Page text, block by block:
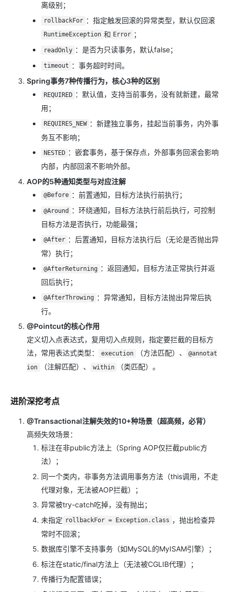
离级别；
rollbackFor ：指定触发回滚的异常类型，默认仅回滚
RuntimeException 和 Error ；
readOnly ：是否为只读事务，默认false；
timeout ：事务超时时间。
Spring事务7种传播行为，核心3种的区别
REQUIRED ：默认值，支持当前事务，没有就新建，最常
用；
REQUIRES_NEW ：新建独立事务，挂起当前事务，内外事
务互不影响；
NESTED ：嵌套事务，基于保存点，外部事务回滚会影响
内部，内部回滚不影响外部。
AOP的5种通知类型与对应注解
@Before ：前置通知，目标方法执行前执行；
@Around
：环绕通知，目标方法执行前后执行，可控制
目标方法是否执行，功能最强；
@After ：后置通知，目标方法执行后（无论是否抛出异
常）执行；
@AfterReturning ：返回通知，目标方法正常执行并返
回后执行；
@AfterThrowing ：异常通知，目标方法抛出异常后执
行。
@Pointcut的核心作用
定义切入点表达式，复用切入点规则，指定要拦截的目标方
法，常用表达式类型：
execution （方法匹配）、
@annotat
ion
（注解匹配）、 within （类匹配）。
进阶深挖考点
@Transactional注解失效的10+种场景（超高频，必背）
高频失效场景：
标注在非public方法上（Spring AOP仅拦截public方
法）；
同一个类内，非事务方法调用事务方法（this调用，不走
代理对象，无法被AOP拦截）；
异常被try-catch吃掉，没有抛出；
未指定 rollbackFor = Exception.class ，抛出检查异
常时不回滚；
数据库引擎不支持事务（如MySQL的MyISAM引擎）；
标注在static/final方法上（无法被CGLIB代理）；
传播行为配置错误；